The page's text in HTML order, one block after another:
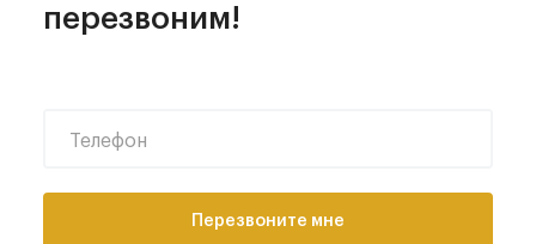
перезвоним!
Телефон
Перезвоните мне